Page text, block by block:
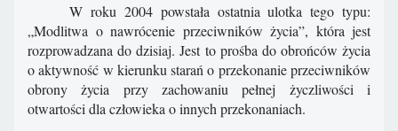
W roku 2004 powstała ostatnia ulotka tego typu:
„Modlitwa o nawrócenie przeciwników życia”, która jest
rozprowadzana do dzisiaj. Jest to prośba do obrońców życia
o aktywność w kierunku starań o przekonanie przeciwników
obrony życia przy zachowaniu pełnej życzliwości i
otwartości dla człowieka o innych przekonaniach.